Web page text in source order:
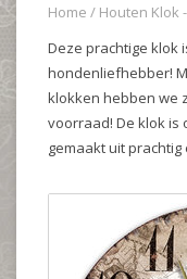
Home / Houten Klok
Deze prachtige klok
hondenliefhebber!
klokken hebben we
voorraad! De klok is
gemaakt uit